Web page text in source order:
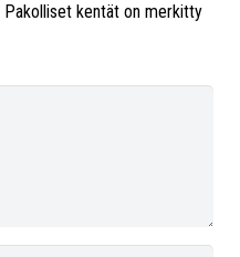
Pakolliset kentät on merkitty